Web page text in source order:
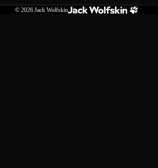
© 2026 Jack Wolfskin